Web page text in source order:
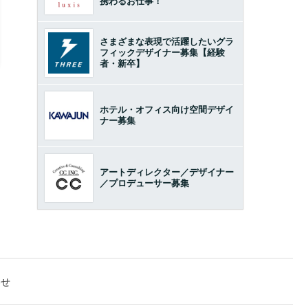
さまざまな表現で活躍したいグラ
フィックデザイナー募集【経験
者・新卒】
ホテル・オフィス向け空間デザイ
ナー募集
アートディレクター／デザイナー
／プロデューサー募集